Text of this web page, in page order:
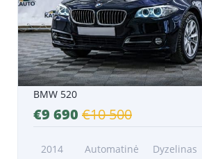
BMW 520
€9 690 €10 500
2014 Automatinė Dyzelinas